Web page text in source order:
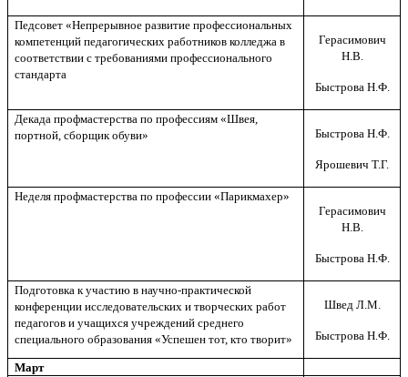
Педсовет «Непрерывное развитие профессиональных
компетенций педагогических работников колледжа в
соответствии с требованиями профессионального
стандарта
Герасимович
Н.В.
Быстрова Н.Ф.
Декада профмастерства по профессиям «Швея,
портной, сборщик обуви»
Быстрова Н.Ф.
Ярошевич Т.Г.
Неделя профмастерства по профессии «Парикмахер»
Герасимович
Н.В.
Быстрова Н.Ф.
Подготовка к участию в научно-практической
конференции исследовательских и творческих работ
педагогов и учащихся учреждений среднего
специального образования «Успешен тот, кто творит»
Швед Л.М.
Быстрова Н.Ф.
Март